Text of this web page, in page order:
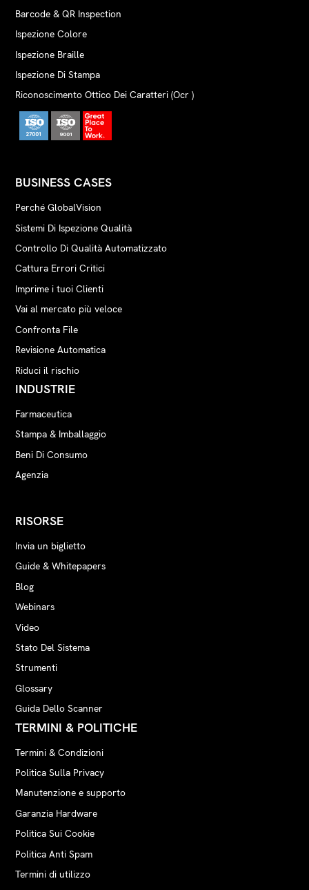
Barcode & QR Inspection
Ispezione Colore
Ispezione Braille
Ispezione Di Stampa
Riconoscimento Ottico Dei Caratteri (Ocr )
BUSINESS CASES
Perché GlobalVision
Sistemi Di Ispezione Qualità
Controllo Di Qualità Automatizzato
Cattura Errori Critici
Imprime i tuoi Clienti
Vai al mercato più veloce
Confronta File
Revisione Automatica
Riduci il rischio
INDUSTRIE
Farmaceutica
Stampa & Imballaggio
Beni Di Consumo
Agenzia
RISORSE
Invia un biglietto
Guide & Whitepapers
Blog
Webinars
Video
Stato Del Sistema
Strumenti
Glossary
Guida Dello Scanner
TERMINI & POLITICHE
Termini & Condizioni
Politica Sulla Privacy
Manutenzione e supporto
Garanzia Hardware
Politica Sui Cookie
Politica Anti Spam
Termini di utilizzo